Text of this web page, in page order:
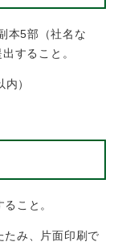
本5部（社名な
すること。
）
こと。
み、片面印刷で